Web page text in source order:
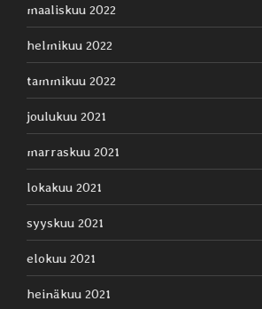
maaliskuu 2022
helmikuu 2022
tammikuu 2022
joulukuu 2021
marraskuu 2021
lokakuu 2021
syyskuu 2021
elokuu 2021
heinäkuu 2021